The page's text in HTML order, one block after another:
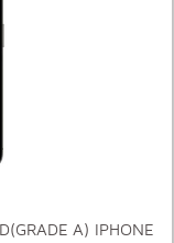
A) IPHONE